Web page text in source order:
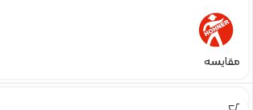
مقایسه